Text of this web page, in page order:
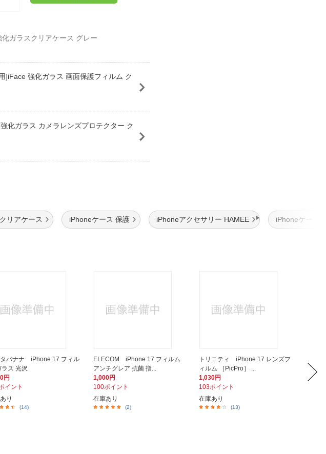
ガラスクリアケース グレー
強化ガラス 画面保護フィルム ク
化ガラス カメラレンズプロテクター ク
リアケース iPhoneケース 保護 iPhoneアクセサリー HAMEE iPhoneケース
バナナ iPhone 17 フィル
ラス 光沢
円
イント
り
(14)
ELECOM iPhone 17 フィルム
アンチグレア 抗菌 指...
1,000円
100ポイント
在庫あり
(2)
トリニティ iPhone 17 レンズフ
ィルム ［PicPro］ ...
1,030円
103ポイント
在庫あり
(13)
L
2,180円